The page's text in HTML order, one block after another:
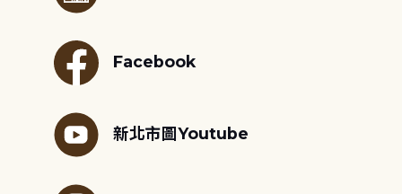
Facebook
新北市圖Youtube